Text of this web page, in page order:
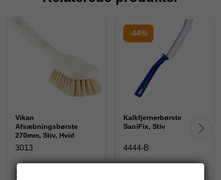
Vikan
Afsæbningsbørste
270mm, Stiv, Hvid
3013
39,38 DKK
-44%
Kalkfjernerbørste
SaniFix, Stiv
4444-B